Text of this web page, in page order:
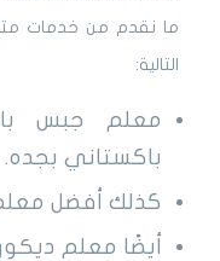
ما نقدم من خدمات
التالية:
معلم جبس
باكستاني بجده.
كذلك أفضل
أيضًا معلم